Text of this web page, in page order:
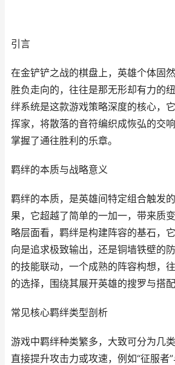
引言
在金铲铲之战的棋盘上，英雄个体固
胜负走向的，往往是那无形却有力的
绊系统是这款游戏策略深度的核心，
挥家，将散落的音符编织成恢弘的交
掌握了通往胜利的乐章。
羁绊的本质与战略意义
羁绊的本质，是英雄间特定组合触发
果，它超越了简单的一加一，带来质
略层面看，羁绊是构建阵容的基石，
向是追求极致输出，还是铜墙铁壁的
的技能联动，一个成熟的阵容构想，
的选择，围绕其展开英雄的搜罗与搭配
常见核心羁绊类型剖析
游戏中羁绊种类繁多，大致可分为几
直接提升攻击力或攻速，例如“征服者